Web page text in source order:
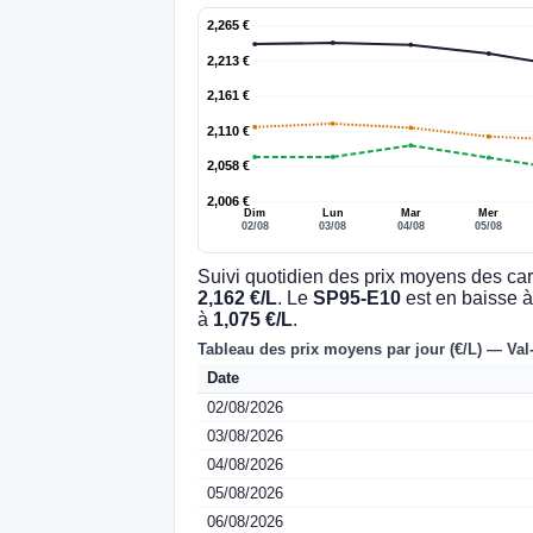
2,006 €
2,058 €
2,110 €
2,161 €
2,213 €
2,265 €
Dim
02/08
Lun
03/08
Mar
04/08
Mer
05/08
Suivi quotidien des prix moyens des
2,162 €/L. LeSP95-E10 est en baisse
à 1,075 €/L.
Tableau des prix moyens par jour (€/L) —
Date
02/08/2026
03/08/2026
04/08/2026
05/08/2026
06/08/2026